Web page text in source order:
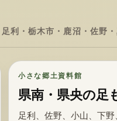
利・栃木市・鹿沼・佐野
小さな郷土資料館
県南・県央の足
足利、佐野、小山、下